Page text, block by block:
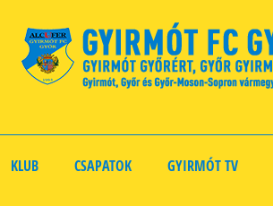
KLUB CSAPATOK GYIRMÓT TV